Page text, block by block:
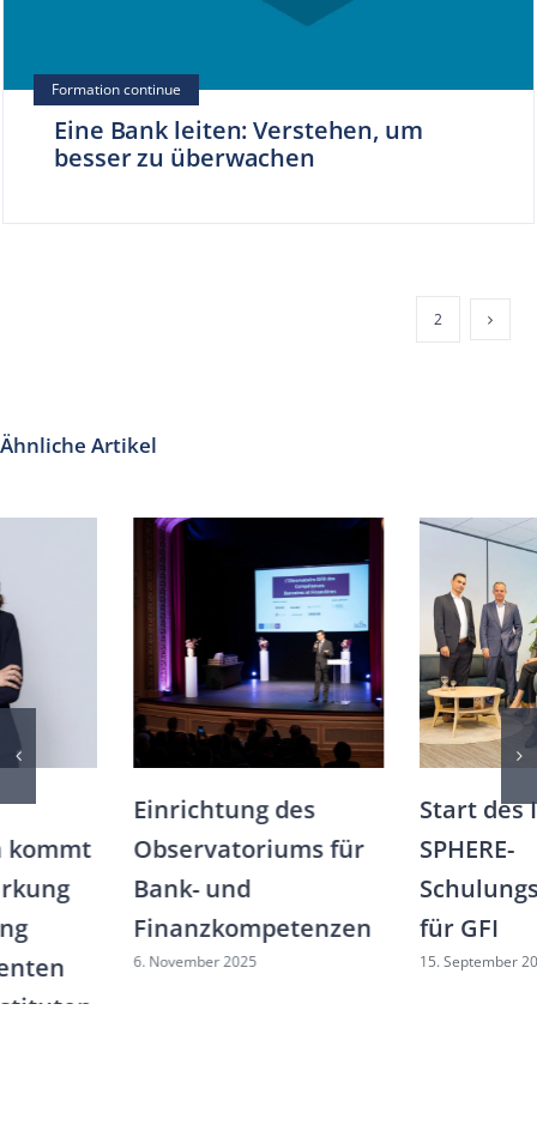
Eine Bank leiten: Verstehen, um
besser zu überwachen
2
Ähnliche Artikel
Einrichtung des
Observatoriums für
Bank- und
Finanzkompetenzen
6. November 2025
Start des ISFB x
SPHERE-
für GFI
15. September 2025